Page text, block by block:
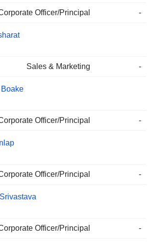
Officer/Principal -
Sales & Marketing -
Officer/Principal -
Officer/Principal -
Officer/Principal -